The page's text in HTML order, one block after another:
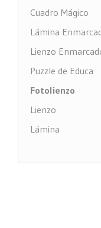
Cuadro Mágico
Lámina
Lienzo
Puzzle de Educa
Fotolienzo
Lienzo
Lámina